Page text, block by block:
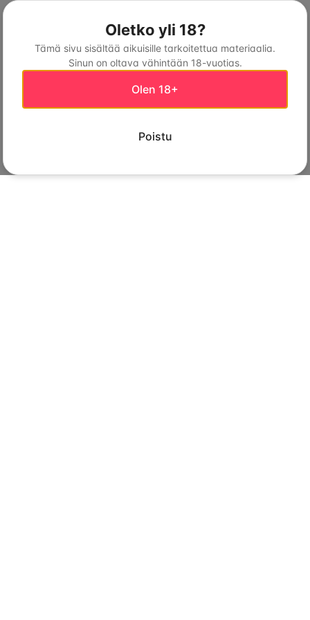
Oletko yli 18?
Tämä sivu sisältää aikuisille tarkoitettua materiaalia.
Sinun on oltava vähintään 18-vuotias.
Olen 18+
Poistu